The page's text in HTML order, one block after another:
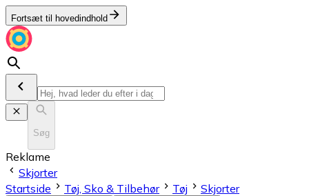
Fortsæt til hovedindhold
Søg
Reklame
Skjorter
Startside
Tøj, Sko & Tilbehør Tøj Skjorter